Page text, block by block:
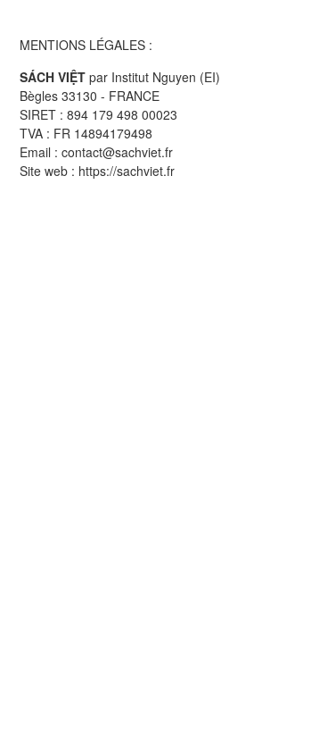
MENTIONS LÉGALES :
SÁCH VIỆT par Institut Nguyen (EI)
Bègles 33130 - FRANCE
SIRET : 894 179 498 00023
TVA : FR 14894179498
Email : contact@sachviet.fr
Site web : https://sachviet.fr